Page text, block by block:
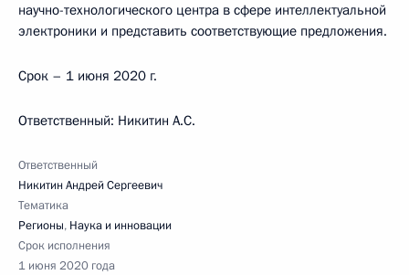
научно-технологического центра в сфере интеллектуальной
электроники и представить соответствующие предложения.
Срок – 1 июня 2020 г.
Ответственный: Никитин А.С.
Ответственный
Никитин Андрей Сергеевич
Тематика
Регионы, Наука и инновации
Срок исполнения
1 июня 2020 года